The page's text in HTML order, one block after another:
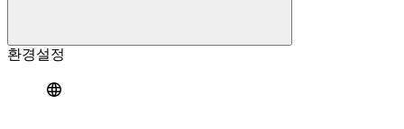
환경설정